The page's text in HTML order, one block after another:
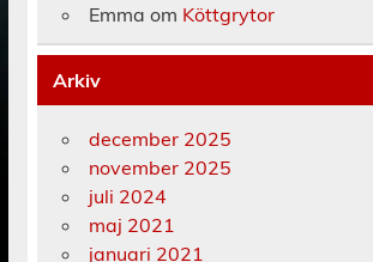
Emma om Köttgrytor
Arkiv
december 2025
november 2025
juli 2024
maj 2021
januari 2021